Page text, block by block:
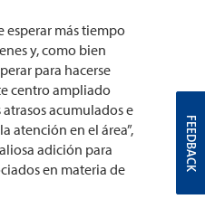
esperar más tiempo
y, como bien
para hacerse
centro ampliado
acumulados e
atención en el área”,
adición para
en materia de
FEEDBACK